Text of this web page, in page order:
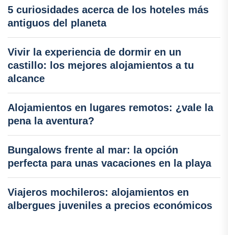
5 curiosidades acerca de los hoteles más
antiguos del planeta
Vivir la experiencia de dormir en un
castillo: los mejores alojamientos a tu
alcance
Alojamientos en lugares remotos: ¿vale la
pena la aventura?
Bungalows frente al mar: la opción
perfecta para unas vacaciones en la playa
Viajeros mochileros: alojamientos en
albergues juveniles a precios económicos